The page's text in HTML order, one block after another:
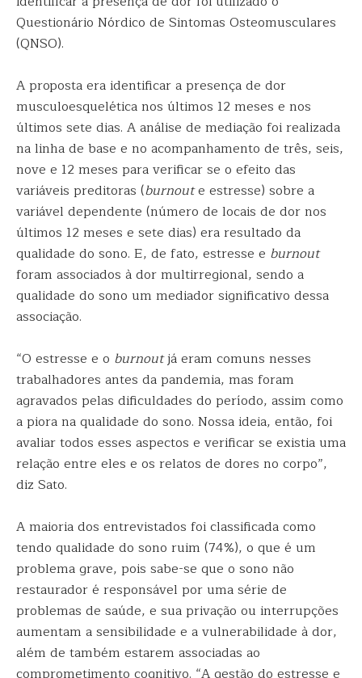
Questionário Nórdico de Sintomas Osteomusculares
(QNSO).
A proposta era identificar a presença de dor
musculoesquelética nos últimos 12 meses e nos
últimos sete dias. A análise de mediação foi realizada
na linha de base e no acompanhamento de três, seis,
nove e 12 meses para verificar se o efeito das
variáveis preditoras (burnoute estresse) sobre a
variável dependente (número de locais de dor nos
últimos 12 meses e sete dias) era resultado da
qualidade do sono. E, de fato, estresse e burnout
foram associados à dor multirregional, sendo a
qualidade do sono um mediador significativo dessa
associação.
“O estresse e o burnoutjá eram comuns nesses
trabalhadores antes da pandemia, mas foram
agravados pelas dificuldades do período, assim como
a piora na qualidade do sono. Nossa ideia, então, foi
avaliar todos esses aspectos e verificar se existia uma
relação entre eles e os relatos de dores no corpo”,
diz Sato.
A maioria dos entrevistados foi classificada como
tendo qualidade do sono ruim (74%), o que é um
problema grave, pois sabe-se que o sono não
restaurador é responsável por uma série de
problemas de saúde, e sua privação ou interrupções
aumentam a sensibilidade e a vulnerabilidade à dor,
além de também estarem associadas ao